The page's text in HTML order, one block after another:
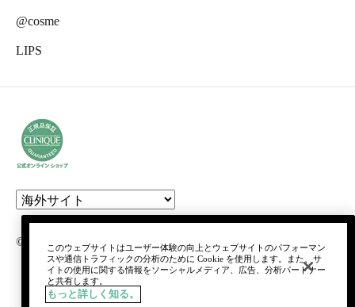
@cosme
LIPS
© clinique laboratories, llc. all rights reserved.
このウェブサイトはユーザー体験の向上とウェブサイトのパフォーマン
スや通信トラフィックの分析のために Cookie を使用します。また、サ
イトの使用に関する情報をソーシャルメディア、広告、分析パートナー
と共有します。
もっと詳しく知る。